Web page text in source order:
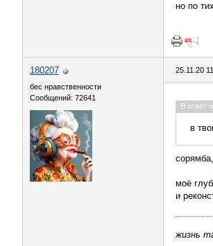
но по
180207
бес нравственности
Сообщений: 72641
25.11.20
В ответ
в
моё
и
жизнь